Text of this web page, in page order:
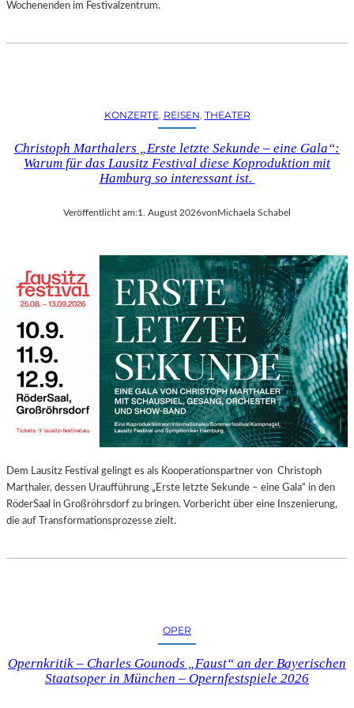
W
S
C
H
N
N
S
T
Ü
H
L
E
N
“
–
A
U
S
S
T
R
I
Wochenenden im Festivalzentrum.
KONZERTE, REISEN THEATER
Christoph Marthalers „Erste letzte Sekunde – eine Gala“:
Warum für das Lausitz Festival diese Koproduktion mit
Hamburg so interessant ist.
Veröffentlicht am:1. August 2026vonMichaela Schabel
Dem Lausitz Festival gelingt es als Kooperationspartner von Christoph
Marthaler, dessen Uraufführung „Erste letzte Sekunde – eine Gala“ in den
RöderSaal in Großröhrsdorf zu bringen. Vorbericht über eine Inszenierung,
die auf Transformationsprozesse zielt.
OPER
Opernkritik – Charles Gounods „Faust“ an der Bayerischen
Staatsoper in München – Opernfestspiele 2026